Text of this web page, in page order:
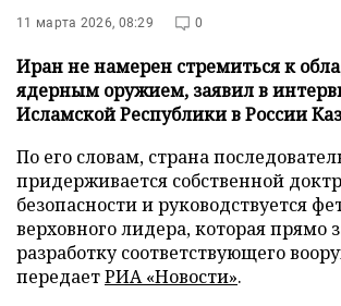
11 марта 2026, 08:29 0
Иран не намерен стремиться к
ядерным оружием, заявил в
Исламской Республики в России
По его словам, страна
придерживается собственной
безопасности и руководствуется
верховного лидера, которая прямо
разработку соответствующего
передаетРИА «Новости».